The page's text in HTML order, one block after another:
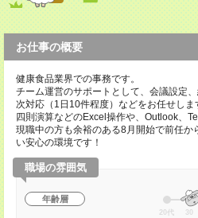
お仕事の概要
健康食品業界での事務です。
チーム運営のサポートとして、会議設定
次対応（1日10件程度）などをお任せしま
四則演算などのExcel操作や、Outlook、
現職中の方も余裕のある8月開始で前任
い安心の環境です！
職場の雰囲気
年齢層
20代 30